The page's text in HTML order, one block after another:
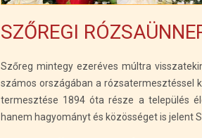
SZŐREGI
Szőreg mintegy ezeréves múltra
számos országában a rózsatermesztéssel
termesztése 1894 óta része a település
hanem hagyományt és közösséget is jelent